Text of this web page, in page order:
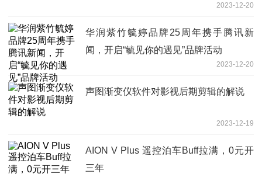
2023-12-20
华润紫竹毓婷品牌25周年携手腾讯新
闻，开启“毓见你的遇见”品牌活动
2023-12-20
声图渐变仪软件对影视后期剪辑的解说
2023-12-19
AION V Plus 遥控泊车Buff拉满，0元开
三年